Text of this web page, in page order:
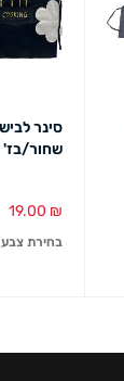
שחור/בז'
19.00 ₪
בחירת צבע